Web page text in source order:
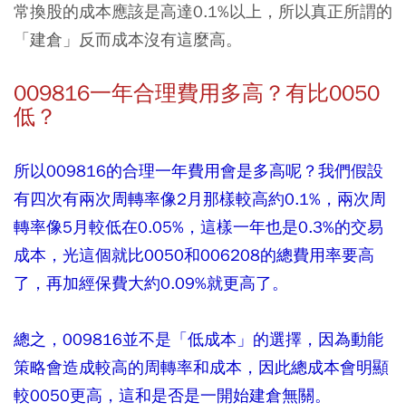
常換股的成本應該是高達0.1%以上，所以真正所謂的
「建倉」反而成本沒有這麼高。
009816一年合理費用多高？有比0050
低？
所以009816的合理一年費用會是多高呢？我們假設
有四次有兩次周轉率像2月那樣較高約0.1%，兩次周
轉率像5月較低在0.05%，這樣一年也是0.3%的交易
成本，光這個就比0050和006208的總費用率要高
了，再加經保費大約0.09%就更高了。
總之，009816並不是「低成本」的選擇，因為動能
策略會造成較高的周轉率和成本，因此總成本會明顯
較0050更高，這和是否是一開始建倉無關。